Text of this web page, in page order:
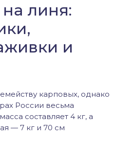
линя:
и
карповых, однако
России весьма
составляет 4 кг, а
— 7 кг и 70 см